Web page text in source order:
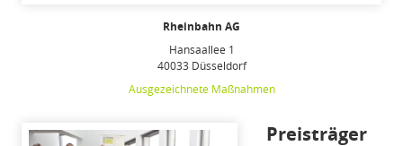
Rheinbahn AG
Hansaallee 1
40033 Düsseldorf
Ausgezeichnete Maßnahmen
Preisträger